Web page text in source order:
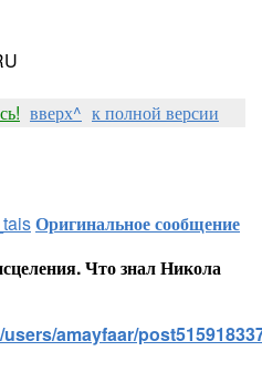
вверх^ к полной версии
Оригинальное сообщение
Что знал Никола
amayfaar/